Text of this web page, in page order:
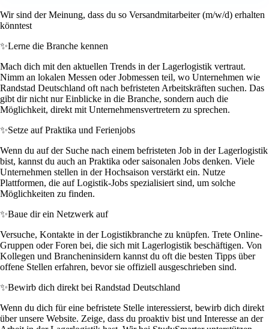
Wir sind der Meinung, dass du so Versandmitarbeiter (m/w/d) erhalten
könntest
✨Lerne die Branche kennen
Mach dich mit den aktuellen Trends in der Lagerlogistik vertraut.
Nimm an lokalen Messen oder Jobmessen teil, wo Unternehmen wie
Randstad Deutschland oft nach befristeten Arbeitskräften suchen. Das
gibt dir nicht nur Einblicke in die Branche, sondern auch die
Möglichkeit, direkt mit Unternehmensvertretern zu sprechen.
✨Setze auf Praktika und Ferienjobs
Wenn du auf der Suche nach einem befristeten Job in der Lagerlogistik
bist, kannst du auch an Praktika oder saisonalen Jobs denken. Viele
Unternehmen stellen in der Hochsaison verstärkt ein. Nutze
Plattformen, die auf Logistik-Jobs spezialisiert sind, um solche
Möglichkeiten zu finden.
✨Baue dir ein Netzwerk auf
Versuche, Kontakte in der Logistikbranche zu knüpfen. Trete Online-
Gruppen oder Foren bei, die sich mit Lagerlogistik beschäftigen. Von
Kollegen und Brancheninsidern kannst du oft die besten Tipps über
offene Stellen erfahren, bevor sie offiziell ausgeschrieben sind.
✨Bewirb dich direkt bei Randstad Deutschland
Wenn du dich für eine befristete Stelle interessierst, bewirb dich direkt
über unsere Website. Zeige, dass du proaktiv bist und Interesse an der